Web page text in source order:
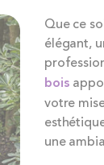
Que ce
élégant,
bois
votre
une